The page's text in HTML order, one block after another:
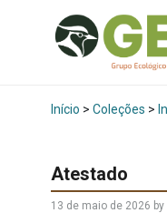
Início > Coleções >
Atestado
13 de maio de 2026 by